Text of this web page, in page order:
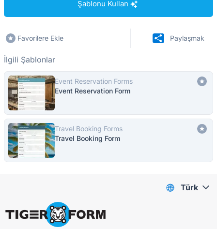
Şablonu Kullan
Favorilere Ekle Paylaşmak
İlgili Şablonlar
Event Reservation Forms
Event Reservation Form
Travel Booking Forms
Travel Booking Form
Türk